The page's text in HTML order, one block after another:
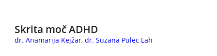
Skrita moč ADHD
dr. Anamarija Kejžar, dr. Suzana Pulec Lah